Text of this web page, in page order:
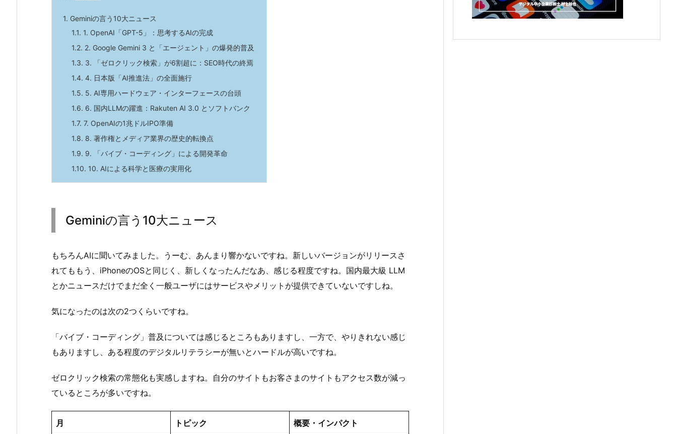
1. Geminiの言う10大ニュース
1.1. 1. OpenAI「GPT-5」：思考するAIの完成
1.2. 2. Google Gemini 3 と「エージェント」の爆発的普及
1.3. 3. 「ゼロクリック検索」が6割超に：SEO時代の終焉
1.4. 4. 日本版「AI推進法」の全面施行
1.5. 5. AI専用ハードウェア・インターフェースの台頭
1.6. 6. 国内LLMの躍進：Rakuten AI 3.0 とソフトバンク
1.7. 7. OpenAIの1兆ドルIPO準備
1.8. 8. 著作権とメディア業界の歴史的転換点
1.9. 9. 「バイブ・コーディング」による開発革命
1.10. 10. AIによる科学と医療の実用化
Geminiの言う10大ニュース
もちろんAIに聞いてみました。うーむ、あんまり響かないですね。新しいバージョンがリリースさ
れてももう、iPhoneのOSと同じく、新しくなったんだなあ、感じる程度ですね。国内最大級 LLM
とかニュースだけでまだ全く一般ユーザにはサービスやメリットが提供できていないですしね。
気になったのは次の2つくらいですね。
「バイブ・コーディング」普及については感じるところもありますし、一方で、やりきれない感じ
もありますし、ある程度のデジタルリテラシーが無いとハードルが高いですね。
ゼロクリック検索の常態化も実感しますね。自分のサイトもお客さまのサイトもアクセス数が減っ
ているところが多いですね。
月 トピック 概要・インパクト